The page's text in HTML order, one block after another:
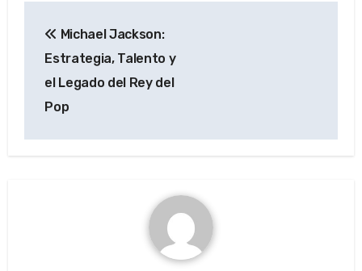
de
entradas
Michael Jackson:
Estrategia, Talento y
el Legado del Rey del
Pop